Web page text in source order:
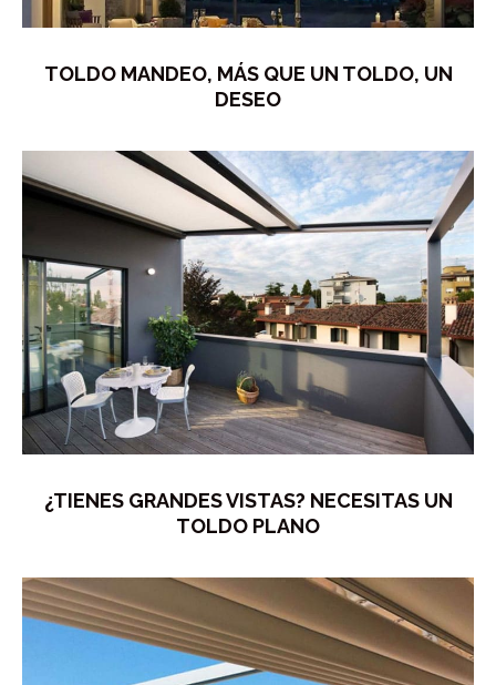
TOLDO MANDEO, MÁS QUE UN TOLDO, UN
DESEO
¿TIENES GRANDES VISTAS? NECESITAS UN
TOLDO PLANO